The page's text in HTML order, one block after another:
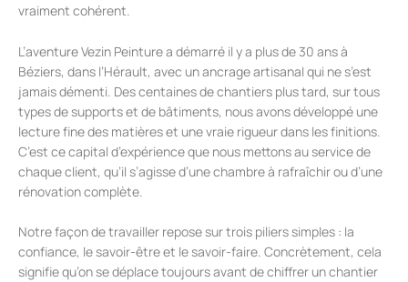
vraiment cohérent.
L’aventure Vezin Peinture a démarré il y a plus de 30 ans à
Béziers, dans l’Hérault, avec un ancrage artisanal qui ne s’est
jamais démenti. Des centaines de chantiers plus tard, sur tous
types de supports et de bâtiments, nous avons développé une
lecture fine des matières et une vraie rigueur dans les finitions.
C’est ce capital d’expérience que nous mettons au service de
chaque client, qu’il s’agisse d’une chambre à rafraîchir ou d’une
rénovation complète.
Notre façon de travailler repose sur trois piliers simples : la
confiance, le savoir-être et le savoir-faire. Concrètement, cela
signifie qu’on se déplace toujours avant de chiffrer un chantier